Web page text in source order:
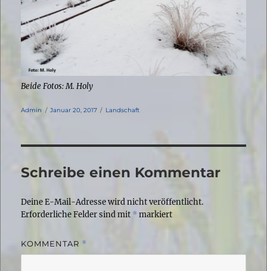
Beide Fotos: M. Holy
Autor
Admin
Veröffentlicht
Januar 20, 2017 Kategorien
Landschaft
Schreibe einen Kommentar
Deine E-Mail-Adresse wird nicht veröffentlicht.
Erforderliche Felder sind mit * markiert
KOMMENTAR *